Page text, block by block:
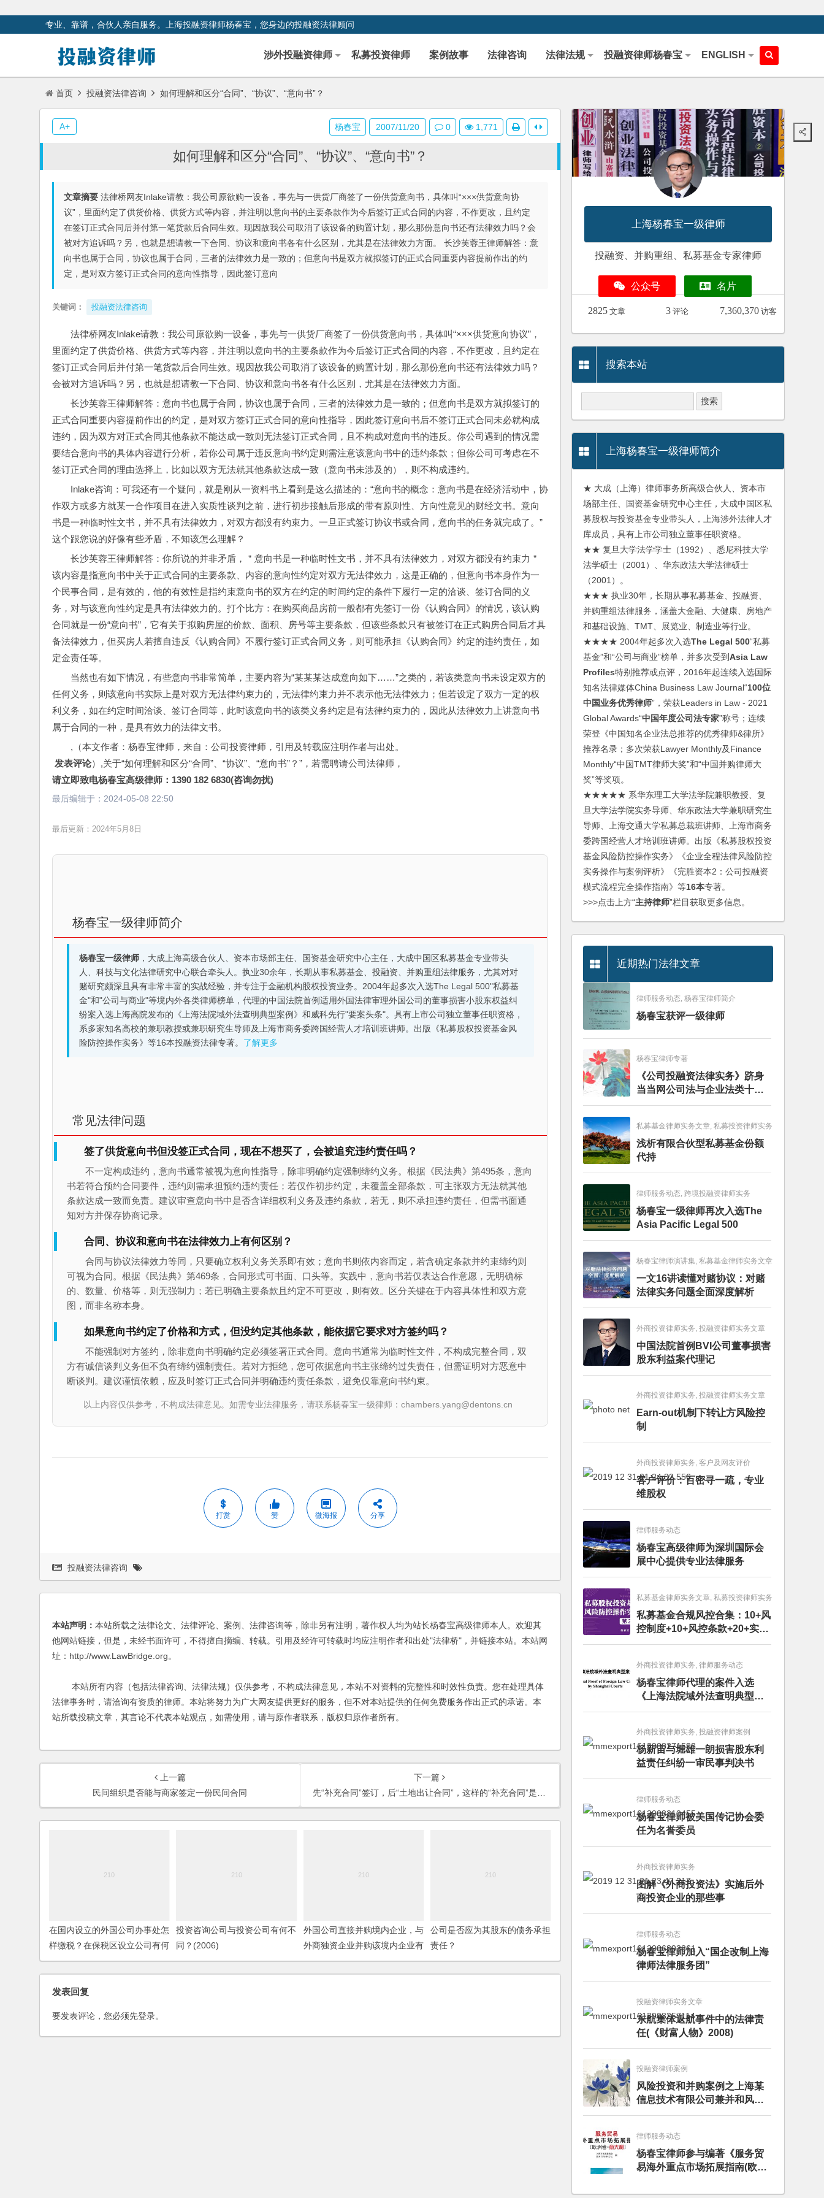
专业、靠谱，合伙人亲自服务。上海投融资律师杨春宝，您身边的投融资法律顾问
涉外投融资律师 私募投资律师 案例故事 法律咨询 法律法规 投融资律师杨春宝 ENGLISH
首页 投融资法律咨询 如何理解和区分“合同”、“协议”、“意向书”？
如何理解和区分“合同”、“协议”、“意向书”？
文章摘要 法律桥网友Inlake请教：我公司原欲购一设备，事先与一供货厂商签了一份供货意向书，具体叫“×××供货意向协
议”，里面约定了供货价格、供货方式等内容，并注明以意向书的主要条款作为今后签订正式合同的内容，不作更改，且约定
在签订正式合同后并付第一笔货款后合同生效。现因故我公司取消了该设备的购置计划，那么那份意向书还有法律效力吗？会
被对方追诉吗？另，也就是想请教一下合同、协议和意向书各有什么区别，尤其是在法律效力方面。 长沙芙蓉王律师解答：意
向书也属于合同，协议也属于合同，三者的法律效力是一致的；但意向书是双方就拟签订的正式合同重要内容提前作出的约
定，是对双方签订正式合同的意向性指导，因此签订意向
关键词： 投融资法律咨询
法律桥网友Inlake请教：我公司原欲购一设备，事先与一供货厂商签了一份供货意向书，具体叫“×××供货意向协议”，
里面约定了供货价格、供货方式等内容，并注明以意向书的主要条款作为今后签订正式合同的内容，不作更改，且约定在
签订正式合同后并付第一笔货款后合同生效。现因故我公司取消了该设备的购置计划，那么那份意向书还有法律效力吗？
会被对方追诉吗？另，也就是想请教一下合同、协议和意向书各有什么区别，尤其是在法律效力方面。
长沙芙蓉王律师解答：意向书也属于合同，协议也属于合同，三者的法律效力是一致的；但意向书是双方就拟签订的
正式合同重要内容提前作出的约定，是对双方签订正式合同的意向性指导，因此签订意向书后不签订正式合同未必就构成
违约，因为双方对正式合同其他条款不能达成一致则无法签订正式合同，且不构成对意向书的违反。你公司遇到的情况需
要结合意向书的具体内容进行分析，若你公司属于违反意向书约定则需注意该意向书中的违约条款；但你公司可考虑在不
签订正式合同的理由选择上，比如以双方无法就其他条款达成一致（意向书未涉及的），则不构成违约。
Inlake咨询：可我还有一个疑问，就是刚从一资料书上看到是这么描述的：“意向书的概念：意向书是在经济活动中，协
作双方或多方就某一合作项目在进入实质性谈判之前，进行初步接触后形成的带有原则性、方向性意见的财经文书。意向
书是一种临时性文书，并不具有法律效力，对双方都没有约束力。一旦正式签订协议书或合同，意向书的任务就完成了。”
这个跟您说的好像有些矛盾，不知该怎么理解？
长沙芙蓉王律师解答：你所说的并非矛盾，＂意向书是一种临时性文书，并不具有法律效力，对双方都没有约束力＂
该内容是指意向书中关于正式合同的主要条款、内容的意向性约定对双方无法律效力，这是正确的，但意向书本身作为一
个民事合同，是有效的，他的有效性是指约束意向书的双方在约定的时间约定的条件下履行一定的洽谈、签订合同的义
务，对与该意向性约定是具有法律效力的。打个比方：在购买商品房前一般都有先签订一份《认购合同》的情况，该认购
合同就是一份“意向书”，它有关于拟购房屋的价款、面积、房号等主要条款，但该些条款只有被签订在正式购房合同后才具
备法律效力，但买房人若擅自违反《认购合同》不履行签订正式合同义务，则可能承担《认购合同》约定的违约责任，如
定金责任等。
当然也有如下情况，有些意向书非常简单，主要内容为“某某某达成意向如下……”之类的，若该类意向书未设定双方的
任何义务，则该意向书实际上是对双方无法律约束力的，无法律约束力并不表示他无法律效力；但若设定了双方一定的权
利义务，如在约定时间洽谈、签订合同等，此时该意向书的该类义务约定是有法律约束力的，因此从法律效力上讲意向书
属于合同的一种，是具有效力的法律文书。
,（本文作者：杨春宝律师，来自：公司投资律师，引用及转载应注明作者与出处。
发表评论）,关于“如何理解和区分“合同”、“协议”、“意向书”？”，若需聘请公司法律师，
请立即致电杨春宝高级律师：1390 182 6830(咨询勿扰)
最后编辑于： 2024-05-08 22:50
最后更新：2024年5月8日
杨春宝一级律师简介
杨春宝一级律师，大成上海高级合伙人、资本市场部主任、国资基金研究中心主任，大成中国区私募基金专业带头
人、科技与文化法律研究中心联合牵头人。执业30余年，长期从事私募基金、投融资、并购重组法律服务，尤其对对
赌研究颇深且具有非常丰富的实战经验，并专注于金融机构股权投资业务。2004年起多次入选The Legal 500"私募基
金"和"公司与商业"等境内外各类律师榜单，代理的中国法院首例适用外国法律审理外国公司的董事损害小股东权益纠
纷案入选上海高院发布的《上海法院域外法查明典型案例》和威科先行"要案头条"。具有上市公司独立董事任职资格，
系多家知名高校的兼职教授或兼职研究生导师及上海市商务委跨国经营人才培训班讲师。出版《私募股权投资基金风
险防控操作实务》等16本投融资法律专著。 了解更多
常见法律问题
签了供货意向书但没签正式合同，现在不想买了，会被追究违约责任吗？
不一定构成违约，意向书通常被视为意向性指导，除非明确约定强制缔约义务。根据《民法典》第495条，意向
书若符合预约合同要件，违约则需承担预约违约责任；若仅作初步约定，未覆盖全部条款，可主张双方无法就其他
条款达成一致而免责。建议审查意向书中是否含详细权利义务及违约条款，若无，则不承担违约责任，但需书面通
知对方并保存协商记录。
合同、协议和意向书在法律效力上有何区别？
合同与协议法律效力等同，只要确立权利义务关系即有效；意向书则依内容而定，若含确定条款并约束缔约则
可视为合同。根据《民法典》第469条，合同形式可书面、口头等。实践中，意向书若仅表达合作意愿，无明确标
的、数量、价格等，则无强制力；若已明确主要条款且约定不可更改，则有效。区分关键在于内容具体性和双方意
图，而非名称本身。
如果意向书约定了价格和方式，但没约定其他条款，能依据它要求对方签约吗？
不能强制对方签约，除非意向书明确约定必须签署正式合同。意向书通常为临时性文件，不构成完整合同，双
方有诚信谈判义务但不负有缔约强制责任。若对方拒绝，您可依据意向书主张缔约过失责任，但需证明对方恶意中
断谈判。建议谨慎依赖，应及时签订正式合同并明确违约责任条款，避免仅靠意向书约束。
以上内容仅供参考，不构成法律意见。如需专业法律服务，请联系杨春宝一级律师：chambers.yang@dentons.cn
打赏 赞 微海报 分享
杨春宝 2007/11/20 0 1,771
A+
投融资法律咨询
本站声明： 本站所载之法律论文、法律评论、案例、法律咨询等，除非另有注明，著作权人均为站长杨春宝高级律师本人。欢迎其
他网站链接，但是，未经书面许可，不得擅自摘编、转载。引用及经许可转载时均应注明作者和出处"法律桥"，并链接本站。本站网
址：http://www.LawBridge.org。
本站所有内容（包括法律咨询、法律法规）仅供参考，不构成法律意见，本站不对资料的完整性和时效性负责。您在处理具体
法律事务时，请洽询有资质的律师。本站将努力为广大网友提供更好的服务，但不对本站提供的任何免费服务作出正式的承诺。本
站所载投稿文章，其言论不代表本站观点，如需使用，请与原作者联系，版权归原作者所有。
上一篇
民间组织是否能与商家签定一份民间合同
下一篇
先“补充合同”签订，后“土地出让合同”，这样的“补充合同”是否有效？
在国内设立的外国公司办事处怎
样缴税？在保税区设立公司有何
好处？
投资咨询公司与投资公司有何不
同？(2006)
外国公司直接并购境内企业，与
外商独资企业并购该境内企业有
何区别？
公司是否应为其股东的债务承担
责任？
发表回复
要发表评论，您必须先登录。
上海杨春宝一级律师
投融资、并购重组、私募基金专家律师
公众号 名片
2825 文章 3 评论 7,360,370 访客
搜索本站
上海杨春宝一级律师简介
★ 大成（上海）律师事务所高级合伙人、资本市
场部主任、国资基金研究中心主任，大成中国区私
募股权与投资基金专业带头人，上海涉外法律人才
库成员，具有上市公司独立董事任职资格。
★★ 复旦大学法学学士（1992）、悉尼科技大学
法学硕士（2001）、华东政法大学法律硕士
（2001）。
★★★ 执业30年，长期从事私募基金、投融资、
并购重组法律服务，涵盖大金融、大健康、房地产
和基础设施、TMT、展览业、制造业等行业。
★★★★ 2004年起多次入选The Legal 500“私募
基金”和“公司与商业”榜单，并多次受到Asia Law
Profiles特别推荐或点评，2016年起连续入选国际
知名法律媒体China Business Law Journal“100位
中国业务优秀律师”，荣获Leaders in Law - 2021
Global Awards“中国年度公司法专家”称号；连续
荣登《中国知名企业法总推荐的优秀律师&律所》
推荐名录；多次荣获Lawyer Monthly及Finance
Monthly“中国TMT律师大奖”和“中国并购律师大
奖”等奖项。
★★★★★ 系华东理工大学法学院兼职教授、复
旦大学法学院实务导师、华东政法大学兼职研究生
导师、上海交通大学私募总裁班讲师、上海市商务
委跨国经营人才培训班讲师。出版《私募股权投资
基金风险防控操作实务》《企业全程法律风险防控
实务操作与案例评析》《完胜资本2：公司投融资
模式流程完全操作指南》等16本专著。
>>>点击上方“主持律师”栏目获取更多信息。
近期热门法律文章
律师服务动态, 杨春宝律师简介
杨春宝获评一级律师
杨春宝律师专著
《公司投融资法律实务》跻身
当当网公司法与企业法类十大
畅销图书榜
私募基金律师实务文章, 私募投资律师实务
浅析有限合伙型私募基金份额
代持
律师服务动态, 跨境投融资律师实务
杨春宝一级律师再次入选The
Asia Pacific Legal 500
杨春宝律师演讲集, 私募基金律师实务文章
一文16讲读懂对赌协议：对赌
法律实务问题全面深度解析
外商投资律师实务, 投融资律师实务文章
中国法院首例BVI公司董事损害
股东利益案代理记
外商投资律师实务, 投融资律师实务文章
Earn-out机制下转让方风险控
制
外商投资律师实务, 客户及网友评价
客户评价：百密寻一疏，专业
维股权
律师服务动态
杨春宝高级律师为深圳国际会
展中心提供专业法律服务
私募基金律师实务文章, 私募投资律师实务
私募基金合规风控合集：10+风
控制度+10+风控条款+20+实务
文章+每月动态
外商投资律师实务, 律师服务动态
杨春宝律师代理的案件入选
《上海法院域外法查明典型案
例》
外商投资律师实务, 投融资律师案例
杨新宙与堀雄一朗损害股东利
益责任纠纷一审民事判决书
律师服务动态
杨春宝律师被美国传记协会委
任为名誉委员
外商投资律师实务
图解《外商投资法》实施后外
商投资企业的那些事
律师服务动态
杨春宝律师加入“国企改制上海
律师法律服务团”
投融资律师实务文章
东航集体返航事件中的法律责
任(《财富人物》2008)
投融资律师案例
风险投资和并购案例之上海某
信息技术有限公司兼并和风险
投资服务
律师服务动态
杨春宝律师参与编著《服务贸
易海外重点市场拓展指南(欧洲